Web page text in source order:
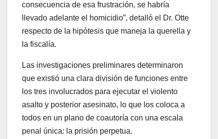
consecuencia de esa frustración, se habría
llevado adelante el homicidio”, detalló el Dr. Otte
respecto de la hipótesis que maneja la querella y
la fiscalía.
Las investigaciones preliminares determinaron
que existió una clara división de funciones entre
los tres involucrados para ejecutar el violento
asalto y posterior asesinato, lo que los coloca a
todos en un plano de coautoría con una escala
penal única: la prisión perpetua.